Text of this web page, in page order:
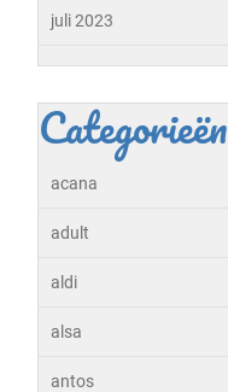
juli 2023
Categorieën
acana
adult
aldi
alsa
antos